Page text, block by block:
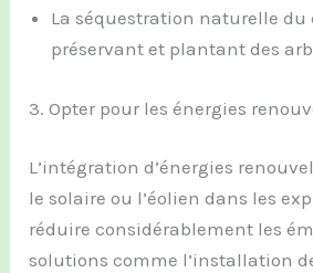
La séquestration naturelle du
préservant et plantant des
3. Opter pour les énergies
L’intégration d’énergies
le solaire ou l’éolien dans les
réduire considérablement les
solutions comme l’installation